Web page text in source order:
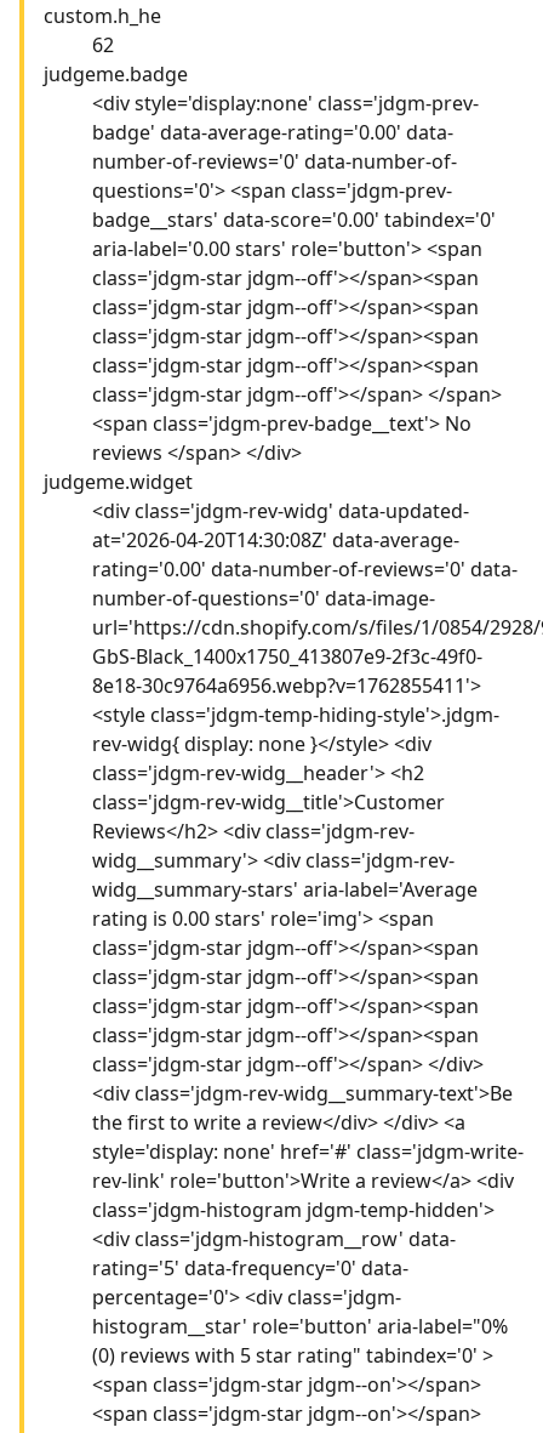
custom.h_he
62
judgeme.badge
<div style='display:none' class='jdgm-prev-
badge' data-average-rating='0.00' data-
number-of-reviews='0' data-number-of-
questions='0'> <span class='jdgm-prev-
badge__stars' data-score='0.00' tabindex='0'
aria-label='0.00 stars' role='button'> <span
class='jdgm-star jdgm--off'></span><span
class='jdgm-star jdgm--off'></span><span
class='jdgm-star jdgm--off'></span><span
class='jdgm-star jdgm--off'></span><span
class='jdgm-star jdgm--off'></span> </span>
<span class='jdgm-prev-badge__text'> No
reviews </span> </div>
judgeme.widget
<div class='jdgm-rev-widg' data-updated-
at='2026-04-20T14:30:08Z' data-average-
rating='0.00' data-number-of-reviews='0' data-
number-of-questions='0' data-image-
url='https://cdn.shopify.com/s/files/1/0854/2928/
GbS-Black_1400x1750_413807e9-2f3c-49f0-
8e18-30c9764a6956.webp?v=1762855411'>
<style class='jdgm-temp-hiding-style'>.jdgm-
rev-widg{ display: none }</style> <div
class='jdgm-rev-widg__header'> <h2
class='jdgm-rev-widg__title'>Customer
Reviews</h2> <div class='jdgm-rev-
widg__summary'> <div class='jdgm-rev-
widg__summary-stars' aria-label='Average
rating is 0.00 stars' role='img'> <span
class='jdgm-star jdgm--off'></span><span
class='jdgm-star jdgm--off'></span><span
class='jdgm-star jdgm--off'></span><span
class='jdgm-star jdgm--off'></span><span
class='jdgm-star jdgm--off'></span> </div>
<div class='jdgm-rev-widg__summary-text'>Be
the first to write a review</div> </div> <a
style='display: none' href='#' class='jdgm-write-
rev-link' role='button'>Write a review</a> <div
class='jdgm-histogram jdgm-temp-hidden'>
<div class='jdgm-histogram__row' data-
rating='5' data-frequency='0' data-
percentage='0'> <div class='jdgm-
histogram__star' role='button' aria-label="0%
(0) reviews with 5 star rating" tabindex='0' >
<span class='jdgm-star jdgm--on'></span>
<span class='jdgm-star jdgm--on'></span>